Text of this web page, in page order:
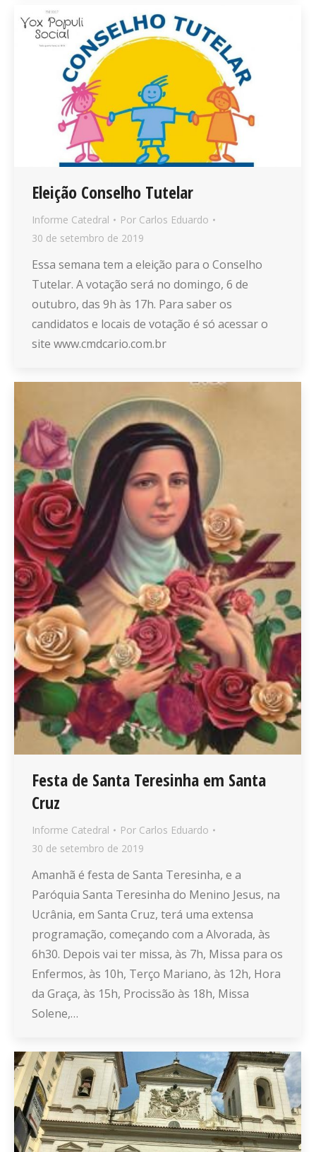
Eleição Conselho Tutelar
Informe Catedral Por Carlos Eduardo
30 de setembro de 2019
Essa semana tem a eleição para o Conselho
Tutelar. A votação será no domingo, 6 de
outubro, das 9h às 17h. Para saber os
candidatos e locais de votação é só acessar o
site www.cmdcario.com.br
Festa de Santa Teresinha em Santa
Cruz
Informe Catedral Por Carlos Eduardo
30 de setembro de 2019
Amanhã é festa de Santa Teresinha, e a
Paróquia Santa Teresinha do Menino Jesus, na
Ucrânia, em Santa Cruz, terá uma extensa
programação, começando com a Alvorada, às
6h30. Depois vai ter missa, às 7h, Missa para os
Enfermos, às 10h, Terço Mariano, às 12h, Hora
da Graça, às 15h, Procissão às 18h, Missa
Solene,…